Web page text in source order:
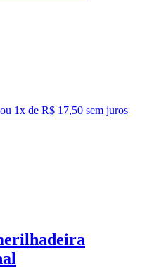
ou 1x de R$ 17,50 sem juros